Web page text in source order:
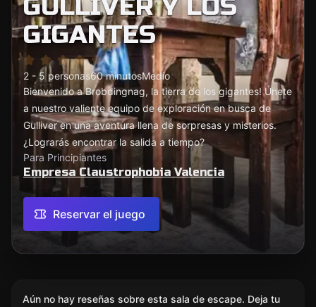
GULLIVER Y LOS
GIGANTES
2 - 5 personas60 minutosMedio
Bienvenido a Brobdingnag, la tierra de los gigantes! Únete
a nuestro valiente equipo de exploración en busca de
Gulliver en una aventura llena de sorpresas y misterios.
¿Lograrás encontrar la salida a tiempo?
Para Principiantes
Empresa Claustrophobia Valencia
Reservar el juego
Aún no hay reseñas sobre esta sala de escape. Deja tu